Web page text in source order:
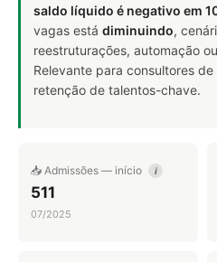
saldo líquido é negativo em
vagas está diminuindo,
reestruturações, automação
Relevante para consultores
retenção de talentos-chave.
📥 Admissões — início i
511
07/2025